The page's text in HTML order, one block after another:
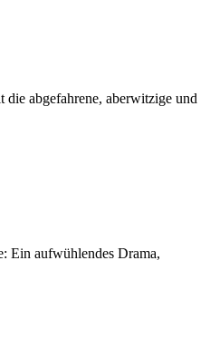
abgefahrene, aberwitzige und
Ein aufwühlendes Drama,